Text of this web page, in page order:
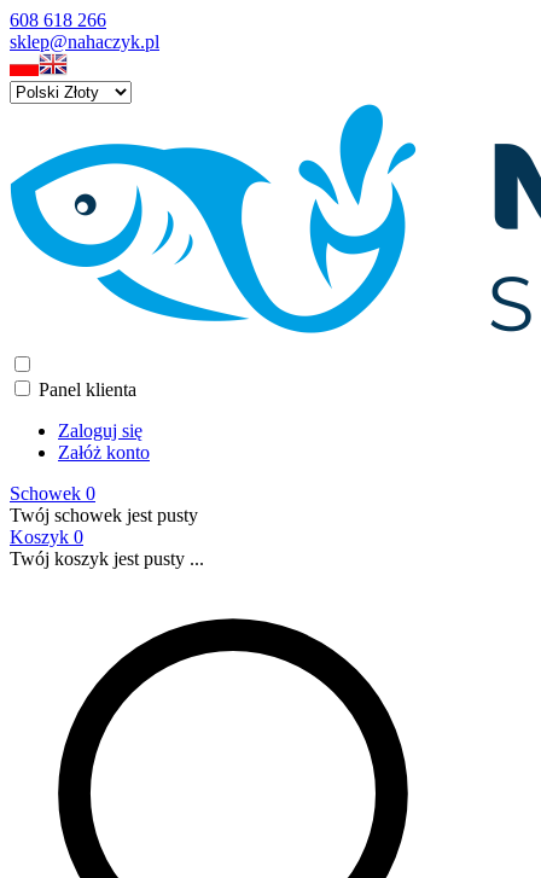
608 618 266
sklep@nahaczyk.pl
Panel klienta
Zaloguj się
Załóż konto
Schowek 0
Twój schowek jest pusty
Koszyk 0
Twój koszyk jest pusty ...